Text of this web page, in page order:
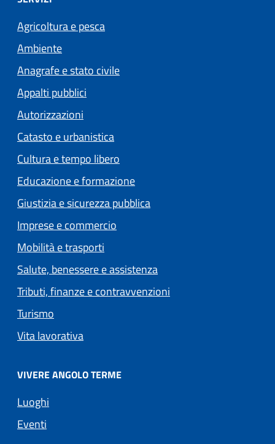
Agricoltura e pesca
Ambiente
Anagrafe e stato civile
Appalti pubblici
Autorizzazioni
Catasto e urbanistica
Cultura e tempo libero
Educazione e formazione
Giustizia e sicurezza pubblica
Imprese e commercio
Mobilità e trasporti
Salute, benessere e assistenza
Tributi, finanze e contravvenzioni
Turismo
Vita lavorativa
VIVERE ANGOLO TERME
Luoghi
Eventi